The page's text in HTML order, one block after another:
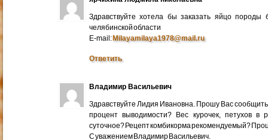
Здравствуйте хотела бы заказать яйцо
челябинской области
E-mail:Milayamilaya1978@mail.ru
Ответить
Владимир Васильевич
Здравствуйте Лидия Ивановна. Прошу Вас
процент выводимости? Вес курочек, петухов в
суточное? Рецепт комбикорма рекомендуемый?
С уважением Владимир Васильевич.